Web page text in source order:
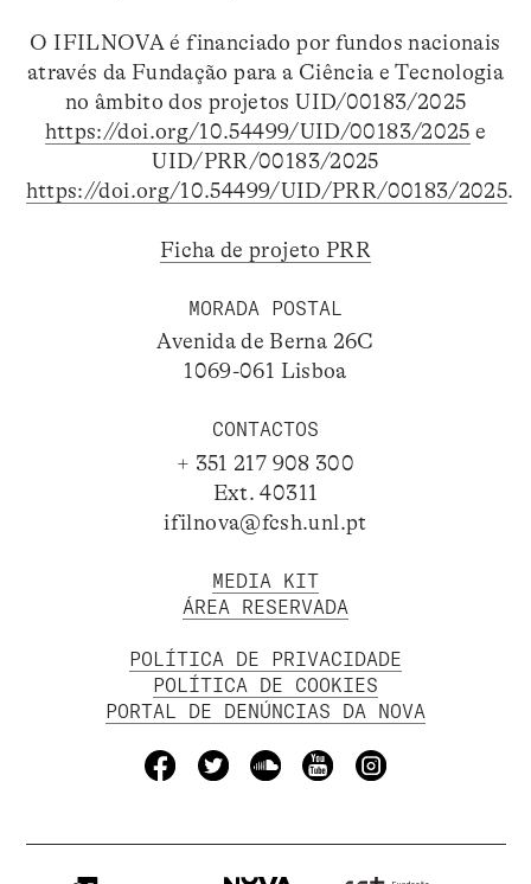
O IFILNOVA é financiado por fundos nacionais
através da Fundação para a Ciência e Tecnologia
no âmbito dos projetos UID/00183/2025
https://doi.org/10.54499/UID/00183/2025 e
UID/PRR/00183/2025
https://doi.org/10.54499/UID/PRR/00183/2025.
Ficha de projeto PRR
MORADA POSTAL
Avenida de Berna 26C
1069-061 Lisboa
CONTACTOS
+ 351 217 908 300
Ext. 40311
ifilnova@fcsh.unl.pt
MEDIA KIT
ÁREA RESERVADA
POLÍTICA DE PRIVACIDADE
POLÍTICA DE COOKIES
PORTAL DE DENÚNCIAS DA NOVA